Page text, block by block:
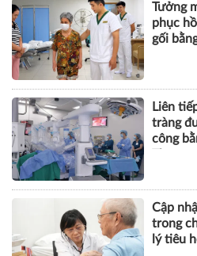
Tưởng
phục
gối
Liên
tràng
công
Cập
trong
lý tiêu